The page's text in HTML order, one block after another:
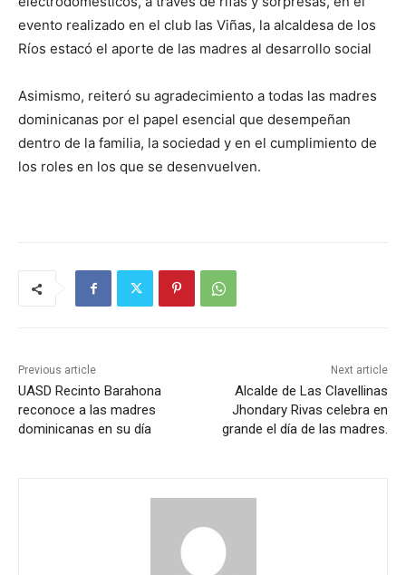
evento realizado en el club las Viñas, la alcaldesa de los
Ríos estacó el aporte de las madres al desarrollo social
Asimismo, reiteró su agradecimiento a todas las madres
dominicanas por el papel esencial que desempeñan
dentro de la familia, la sociedad y en el cumplimiento de
los roles en los que se desenvuelven.
Previous article
UASD Recinto Barahona
reconoce a las madres
dominicanas en su día
Next article
Alcalde de Las Clavellinas
Jhondary Rivas celebra en
grande el día de las madres.